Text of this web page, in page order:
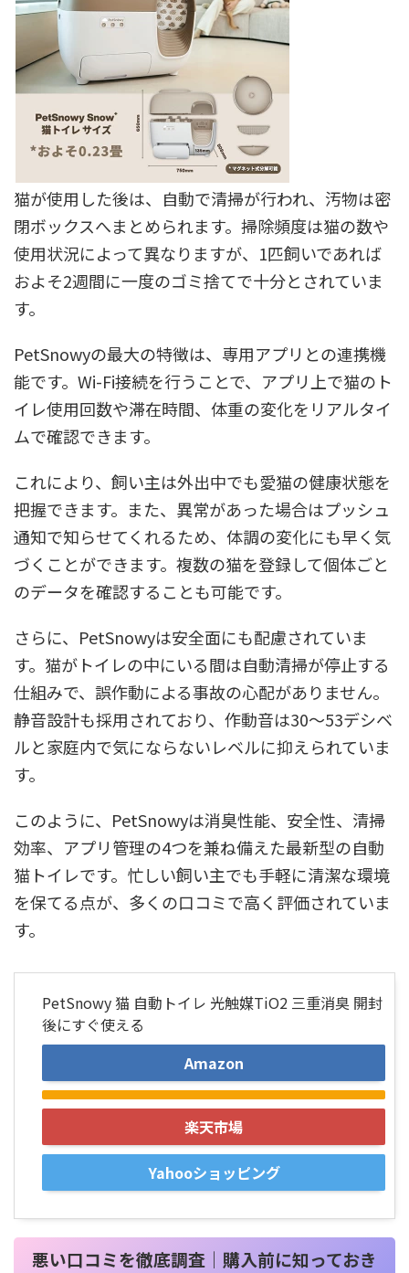
猫が使用した後は、自動で清掃が行われ、汚物は密
閉ボックスへまとめられます。掃除頻度は猫の数や
使用状況によって異なりますが、1匹飼いであれば
およそ2週間に一度のゴミ捨てで十分とされていま
す。
PetSnowyの最大の特徴は、専用アプリとの連携機
能です。Wi-Fi接続を行うことで、アプリ上で猫のト
イレ使用回数や滞在時間、体重の変化をリアルタイ
ムで確認できます。
これにより、飼い主は外出中でも愛猫の健康状態を
把握できます。また、異常があった場合はプッシュ
通知で知らせてくれるため、体調の変化にも早く気
づくことができます。複数の猫を登録して個体ごと
のデータを確認することも可能です。
さらに、PetSnowyは安全面にも配慮されていま
す。猫がトイレの中にいる間は自動清掃が停止する
仕組みで、誤作動による事故の心配がありません。
静音設計も採用されており、作動音は30～53デシベ
ルと家庭内で気にならないレベルに抑えられていま
す。
このように、PetSnowyは消臭性能、安全性、清掃
効率、アプリ管理の4つを兼ね備えた最新型の自動
猫トイレです。忙しい飼い主でも手軽に清潔な環境
を保てる点が、多くの口コミで高く評価されていま
す。
PetSnowy 猫 自動トイレ 光触媒TiO2 三重消臭 開封
後にすぐ使える
Amazon
楽天市場
Yahooショッピング
悪い口コミを徹底調査｜購入前に知っておき